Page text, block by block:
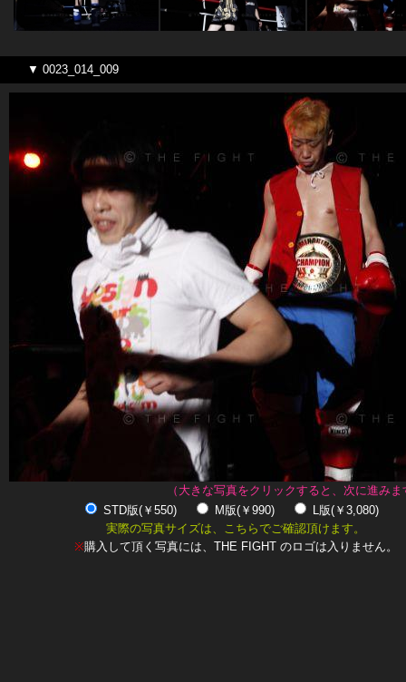
▼ 0023_014_009
（大きな写真をクリックすると、次に進みま
STD版(￥550)
M版(￥990)
L版(￥3,080)
実際の写真サイズは、こちらでご確認頂けます。
※購入して頂く写真には、THE FIGHT のロゴは入りません。